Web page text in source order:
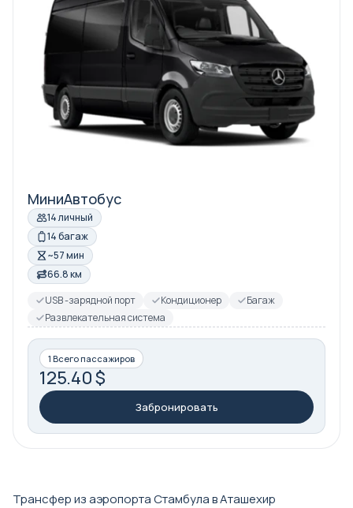
МиниАвтобус
14 личный
14 багаж
~57 мин
66.8 км
USB -зарядной порт
Кондиционер
Багаж
Развлекательная система
1 Всего пассажиров
125.40 $
Забронировать
Трансфер из аэропорта Стамбула в Аташехир